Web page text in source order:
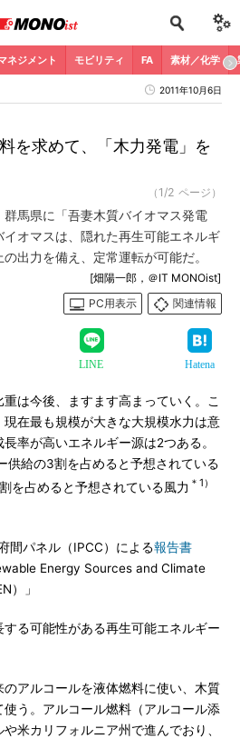
ネジメント モビリティ FA 素材／化学
2011年10月6日
を求めて、「木力発電」を
（1/2 ページ）
馬県に「吾妻木質バイオマス発電
オマスは、隠れた再生可能エネルギ
出力を備え、定常運転が可能だ。
[畑陽一郎，＠IT MONOist]
PC用表示
関連情報
LINE Hatena
は今後、ますます高まっていく。こ
在最も規模が大きな大規模水力は意
率が高いエネルギー源は2つある。
供給の3割を占めると予想されている
を占めると予想されている風力 ＊1）
間パネル（IPCC）による報告書
Energy Sources and Climate
）」
る可能性がある再生可能エネルギー
アルコールを液体燃料に使い、木質
使う。アルコール燃料（アルコール添
米カリフォルニア州で進んでおり、